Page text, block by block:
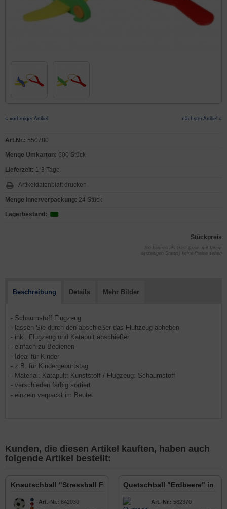
« vorheriger Artikel nächster Artikel »
Art.Nr.: 550780
Menge Umkarton: 600 Stück
Lieferzeit: 1-3 Tage
Artikeldatenblatt drucken
Menge Innerverpackung: 24 Stück
Lagerbestand:
Stückpreis
Sie können als Gast (bzw. mit Ihrem
derzeitigen Status) keine Preise sehen
Beschreibung Details Mehr Bilder
- Schaumstoff Flugzeug
- lassen Sie durch den abschießer das Fluhzeug abheben
- inkl. Flugzeug und Katapult abschießer
- einfach zu Bedienen
- Ideal für Kinder
- z.B. für Kindergeburtstag
- Material: Katapult: Kunststoff / Flugzeug: Schaumstoff
- verschieden farbig sortiert
- einzeln verpackt im Beutel
Kunden, die diesen Artikel kauften, haben auch
folgende Artikel bestellt:
Knautschball "Stressball Fußball" 6cm
Art.-Nr.: 642030
Quetschball "Erdbeere" in
Art.-Nr.: 582370